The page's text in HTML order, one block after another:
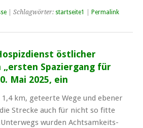
| Schlagwörter: startseite1 Permalink
östlicher
„ersten Spaziergang für
Mai 2025, ein
km, geteerte Wege und ebener
Strecke auch für nicht so fitte
wurden Achtsamkeits-